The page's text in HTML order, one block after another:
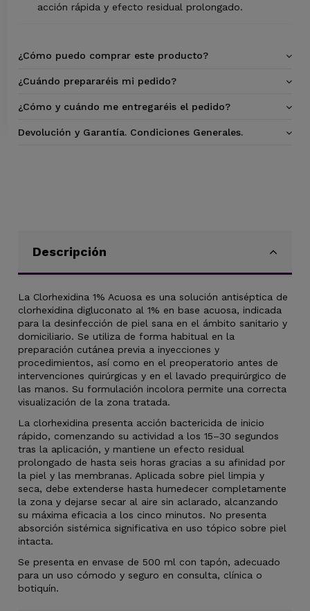
acción rápida y efecto residual prolongado.
¿Cómo puedo comprar este producto?
¿Cuándo prepararéis mi pedido?
¿Cómo y cuándo me entregaréis el pedido?
Devolución y Garantía. Condiciones Generales.
Descripción
La Clorhexidina 1% Acuosa es una solución antiséptica de
clorhexidina digluconato al 1% en base acuosa, indicada
para la desinfección de piel sana en el ámbito sanitario y
domiciliario. Se utiliza de forma habitual en la
preparación cutánea previa a inyecciones y
procedimientos, así como en el preoperatorio antes de
intervenciones quirúrgicas y en el lavado prequirúrgico de
las manos. Su formulación incolora permite una correcta
visualización de la zona tratada.
La clorhexidina presenta acción bactericida de inicio
rápido, comenzando su actividad a los 15–30 segundos
tras la aplicación, y mantiene un efecto residual
prolongado de hasta seis horas gracias a su afinidad por
la piel y las membranas. Aplicada sobre piel limpia y
seca, debe extenderse hasta humedecer completamente
la zona y dejarse secar al aire sin aclarado, alcanzando
su máxima eficacia a los cinco minutos. No presenta
absorción sistémica significativa en uso tópico sobre piel
intacta.
Se presenta en envase de 500 ml con tapón, adecuado
para un uso cómodo y seguro en consulta, clínica o
botiquín.